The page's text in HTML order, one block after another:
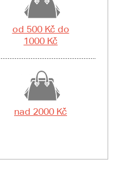
od 500 Kč do
1000 Kč
nad 2000 Kč